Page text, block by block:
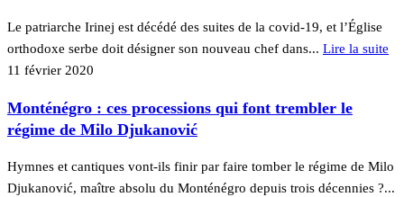
Le patriarche Irinej est décédé des suites de la covid-19, et l’Église
orthodoxe serbe doit désigner son nouveau chef dans... Lire la suite
11 février 2020
Monténégro : ces processions qui font trembler le
régime de Milo Djukanović
Hymnes et cantiques vont-ils finir par faire tomber le régime de Milo
Djukanović, maître absolu du Monténégro depuis trois décennies ?...